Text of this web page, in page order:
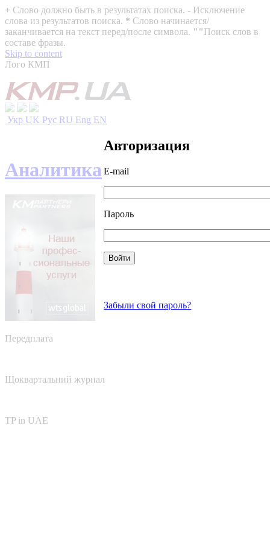
+ Слово должно быть в результатах поиска. - Исключение
слова из результатов поиска. * Слово начинается/
заканчивается на текст перед/после символа. ""Поиск слов в
составе фразы.
Skip to content
Лого КМП
Укр UK Рус RU Eng EN
Авторизация
E-mail
Пароль
Забыли свой пароль?
Аналитика
Передплата
Щоквартальний журнал
TP in UAE